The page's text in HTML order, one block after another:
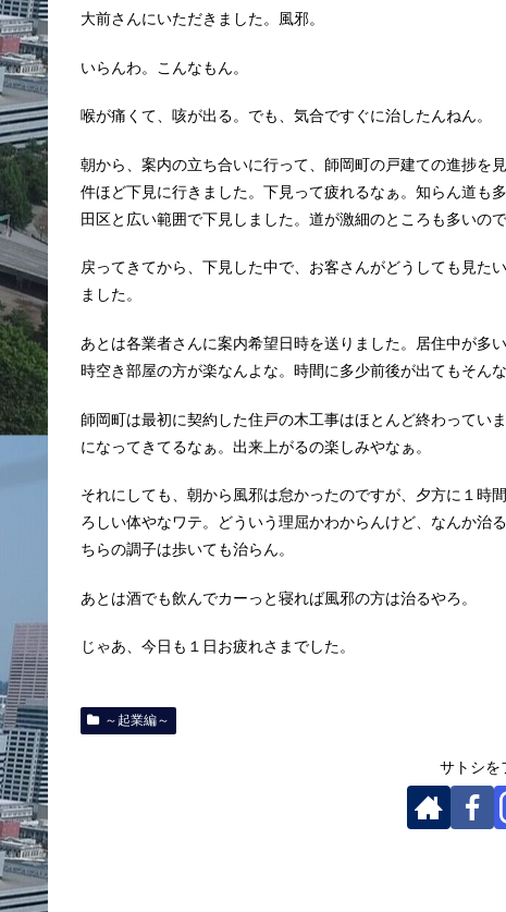
大前さんにいただきました。風邪。
いらんわ。こんなもん。
喉が痛くて、咳が出る。でも、気合ですぐに治したんねん。
朝から、案内の立ち合いに行って、師岡町の戸建ての進捗を
件ほど下見に行きました。下見って疲れるなぁ。知らん道も
田区と広い範囲で下見しました。道が激細のところも多いの
戻ってきてから、下見した中で、お客さんがどうしても見た
ました。
あとは各業者さんに案内希望日時を送りました。居住中が多
時空き部屋の方が楽なんよな。時間に多少前後が出てもそんな
師岡町は最初に契約した住戸の木工事はほとんど終わってい
になってきてるなぁ。出来上がるの楽しみやなぁ。
それにしても、朝から風邪は怠かったのですが、夕方に１時
ろしい体やなワテ。どういう理屈かわからんけど、なんか治
ちらの調子は歩いても治らん。
あとは酒でも飲んでカーっと寝れば風邪の方は治るやろ。
じゃあ、今日も１日お疲れさまでした。
～起業編～
サトシを